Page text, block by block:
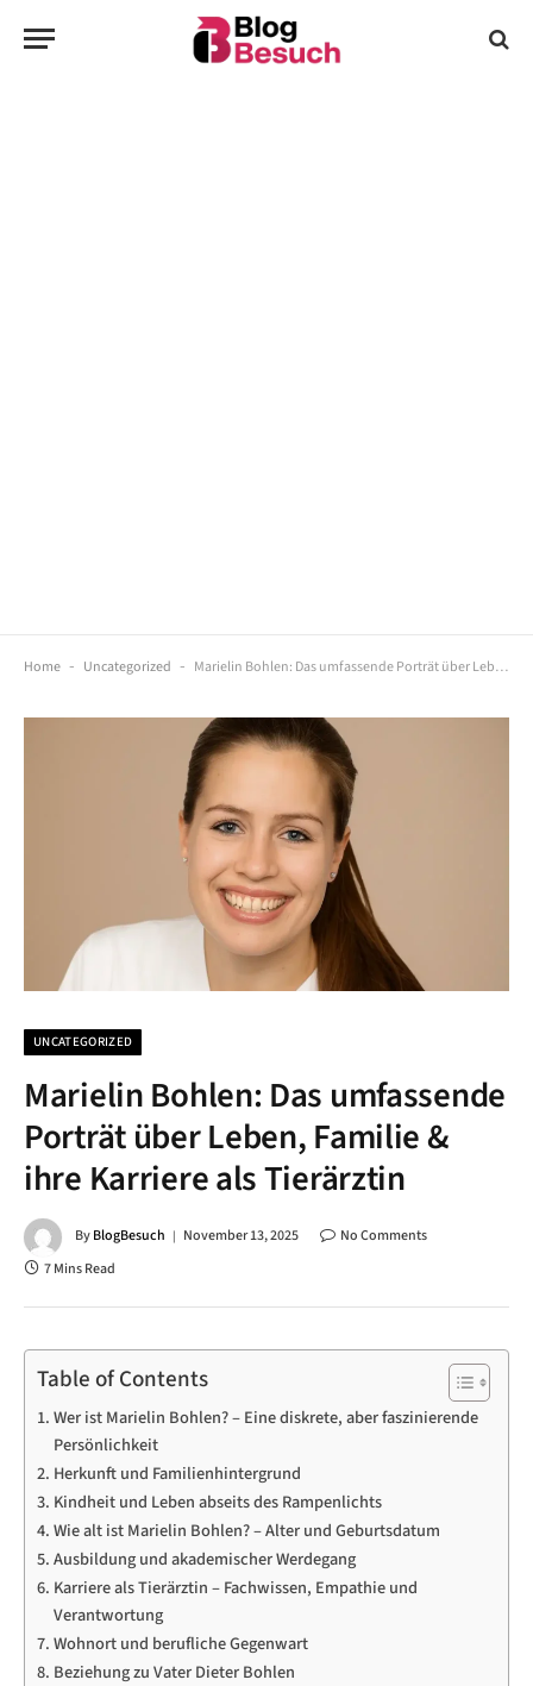
Home - Uncategorized - Marielin Bohlen: Das umfassende Porträt über Leben, Familie & ihre Karriere als Tierärztin
UNCATEGORIZED
Marielin Bohlen: Das umfassende
Porträt über Leben, Familie &
ihre Karriere als Tierärztin
ByBlogBesuch November 13, 2025
No Comments
7 Mins Read
Table of Contents
Wer ist Marielin Bohlen? – Eine diskrete, aber faszinierende
Persönlichkeit
Herkunft und Familienhintergrund
Kindheit und Leben abseits des Rampenlichts
Wie alt ist Marielin Bohlen? – Alter und Geburtsdatum
Ausbildung und akademischer Werdegang
Karriere als Tierärztin – Fachwissen, Empathie und
Verantwortung
Wohnort und berufliche Gegenwart
Beziehung zu Vater Dieter Bohlen